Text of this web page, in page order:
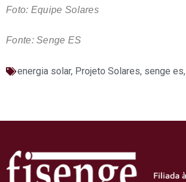
Foto: Equipe Solares
Fonte: Senge ES
energia solar, Projeto Solares, senge es,